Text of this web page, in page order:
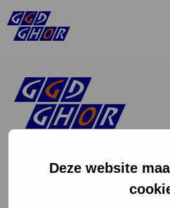
Deze website
Instagram